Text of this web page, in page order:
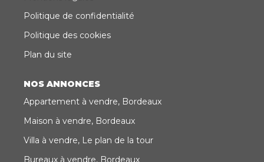
Politique de confidentialité
Politique des cookies
Plan du site
NOS ANNONCES
Appartement à vendre, Bordeaux
Maison à vendre, Bordeaux
Villa à vendre, Le plan de la tour
Bureaux à vendre, Bordeaux